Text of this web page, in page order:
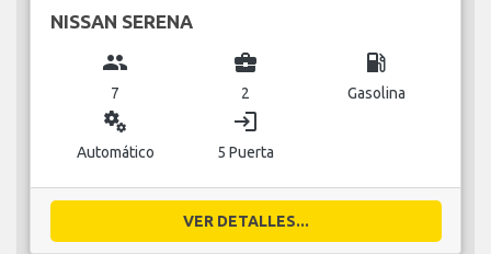
NISSAN SERENA
group
7
business_center
2
local_gas_station
Gasolina
miscellaneous_services
Automático
login
5 Puerta
VER DETALLES...